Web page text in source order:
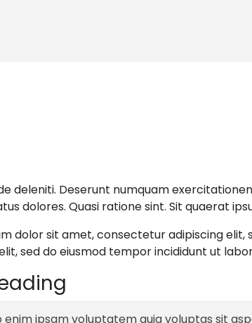
deleniti. Deserunt numquam
dolores. Quasi ratione sint. Sit quaerat
dolor sit amet, consectetur adipiscing
sed do eiusmod tempor incididunt ut
enim ipsam voluptatem quia voluptas sit